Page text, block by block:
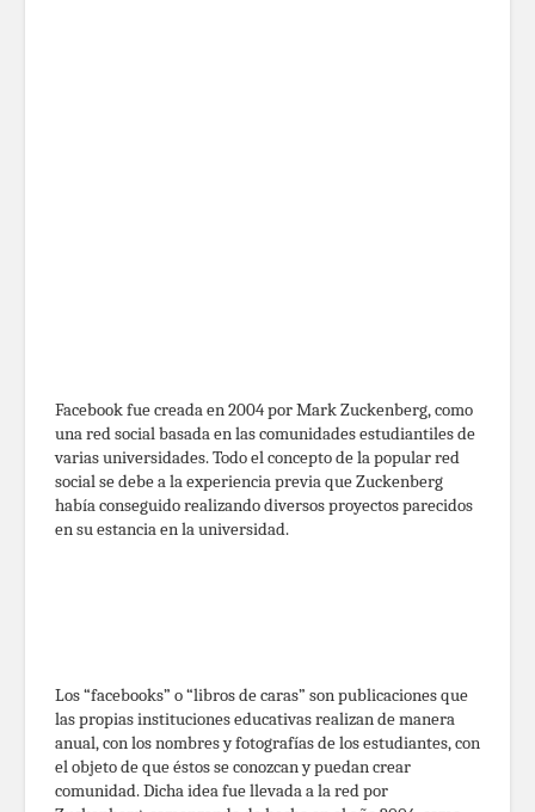
Facebook fue creada en 2004 por Mark Zuckenberg, como
una red social basada en las comunidades estudiantiles de
varias universidades. Todo el concepto de la popular red
social se debe a la experiencia previa que Zuckenberg
había conseguido realizando diversos proyectos parecidos
en su estancia en la universidad.
Los “facebooks” o “libros de caras” son publicaciones que
las propias instituciones educativas realizan de manera
anual, con los nombres y fotografías de los estudiantes, con
el objeto de que éstos se conozcan y puedan crear
comunidad. Dicha idea fue llevada a la red por